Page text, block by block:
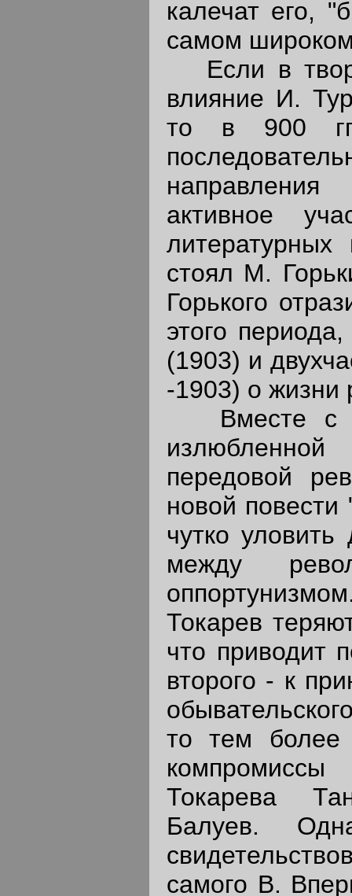
калечат его,
самом
Если в
влияние И.
то в 900
активное
стоял М.
Горького
этого
(1903) и
-1903) о жизни
Вместе с
передовой
новой
чутко
между
Токарев
что приводит
второго - к
то тем
компромиссы
Токарева
Балуев.
самого В.